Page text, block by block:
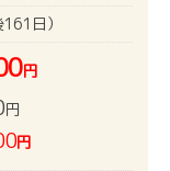
日）
円
円
円